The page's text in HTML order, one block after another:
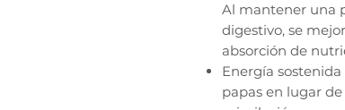
Al mantener una
digestivo, se
absorción de
Energía
papas en lugar